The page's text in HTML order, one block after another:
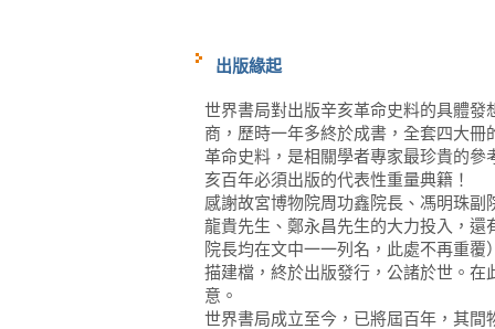
出版緣起
世界書局對出版辛亥革命史料的具體
商，歷時一年多終於成書，全套四大
革命史料，是相關學者專家最珍貴的
亥百年必須出版的代表性重量典籍！
感謝故宮博物院周功鑫院長、馮明珠
龍貴先生、鄭永昌先生的大力投入，
院長均在文中一一列名，此處不再重
描建檔，終於出版發行，公諸於世。
意。
世界書局成立至今，已將屆百年，其